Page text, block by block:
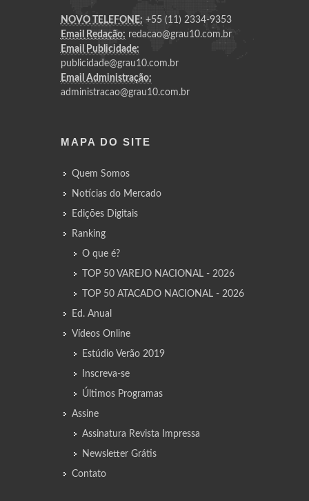
NOVO TELEFONE: +55 (11) 2334-9353
Email Redação: redacao@grau10.com.br
Email Publicidade:
publicidade@grau10.com.br
Email Administração:
administracao@grau10.com.br
MAPA DO SITE
Quem Somos
Notícias do Mercado
Edições Digitais
Ranking
O que é?
TOP 50 VAREJO NACIONAL - 2026
TOP 50 ATACADO NACIONAL - 2026
Ed. Anual
Vídeos Online
Estúdio Verão 2019
Inscreva-se
Últimos Programas
Assine
Assinatura Revista Impressa
Newsletter Grátis
Contato